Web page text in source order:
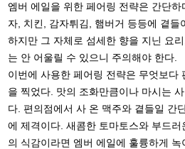
엠버 에일을 위한 페어링 전략은 간단
자, 치킨, 감자튀김, 햄버거 등등에 곁들
하지만 그 자체로 섬세한 향을 지닌 요
는 안 어울릴 수 있으니 주의해야 한다.
이번에 사용한 페어링 전략은 무엇보다
을 찍었다. 맛의 조화만큼이나 마시는
다. 편의점에서 사 온 맥주와 곁들일 간
에 제격이다. 새콤한 토마토스와 부드
의 식감이라면 엠버 에일에 훌륭하게 녹